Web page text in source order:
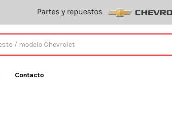
Contacto